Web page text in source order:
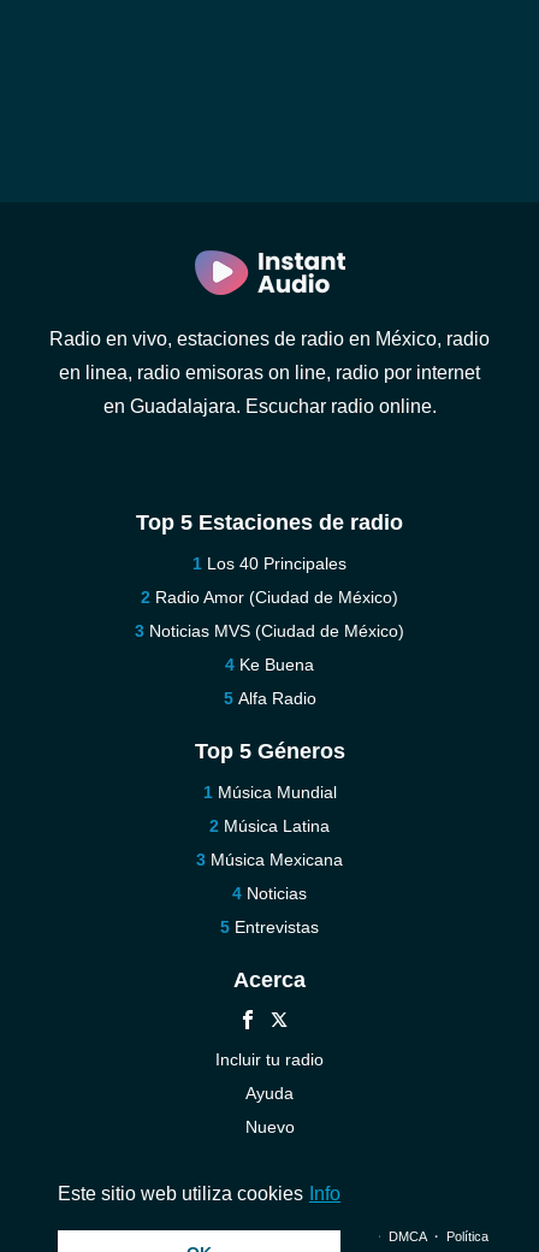
Radio en vivo, estaciones de radio en México, radio
en linea, radio emisoras on line, radio por internet
en Guadalajara. Escuchar radio online.
Top 5 Estaciones de radio
Los 40 Principales
Radio Amor (Ciudad de México)
Noticias MVS (Ciudad de México)
Ke Buena
Alfa Radio
Top 5 Géneros
Música Mundial
Música Latina
Música Mexicana
Noticias
Entrevistas
Acerca
Incluir tu radio
Ayuda
Nuevo
© 2026 InstantAudio. Reservados todos los derechos. ・ DMCA・ Política
Este sitio web utiliza cookies Info